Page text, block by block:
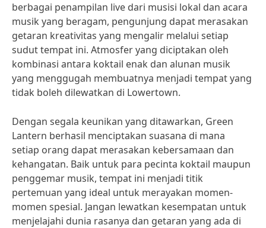
berbagai penampilan live dari musisi lokal dan acara
musik yang beragam, pengunjung dapat merasakan
getaran kreativitas yang mengalir melalui setiap
sudut tempat ini. Atmosfer yang diciptakan oleh
kombinasi antara koktail enak dan alunan musik
yang menggugah membuatnya menjadi tempat yang
tidak boleh dilewatkan di Lowertown.
Dengan segala keunikan yang ditawarkan, Green
Lantern berhasil menciptakan suasana di mana
setiap orang dapat merasakan kebersamaan dan
kehangatan. Baik untuk para pecinta koktail maupun
penggemar musik, tempat ini menjadi titik
pertemuan yang ideal untuk merayakan momen-
momen spesial. Jangan lewatkan kesempatan untuk
menjelajahi dunia rasanya dan getaran yang ada di